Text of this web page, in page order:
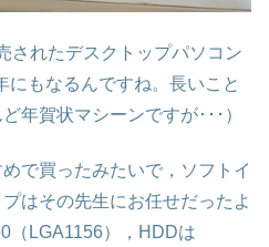
されたデスクトップパソコン
にもなるんですね。長いこと
年賀状マシーンですが･･･）
で買ったみたいで，ソフトイ
はその先生にお任せだったよ
（LGA1156），HDDは